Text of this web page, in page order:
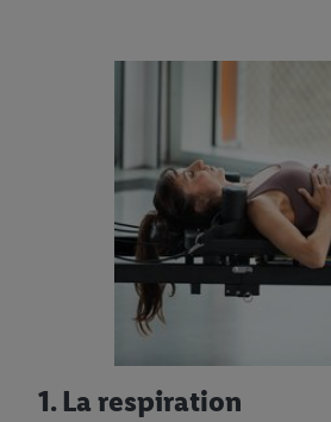
1. La respiration